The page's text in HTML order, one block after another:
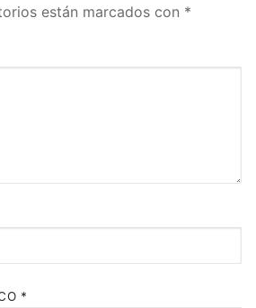
están marcados con *
*